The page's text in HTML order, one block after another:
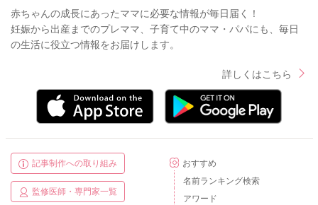
赤ちゃんの成長にあったママに必要な情報が毎日届く！
妊娠から出産までのプレママ、子育て中のママ・パパにも、毎日
の生活に役立つ情報をお届けします。
詳しくはこちら
記事制作への取り組み
監修医師・専門家一覧
おすすめ
名前ランキング検索
アワード